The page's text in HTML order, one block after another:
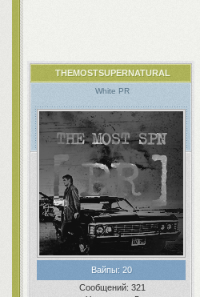
THEMOSTSUPERNATURAL
White PR
Вайпы:20
Сообщений: 321